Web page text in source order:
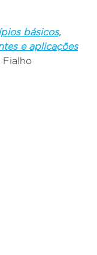
básicos,
e aplicações
Fialho